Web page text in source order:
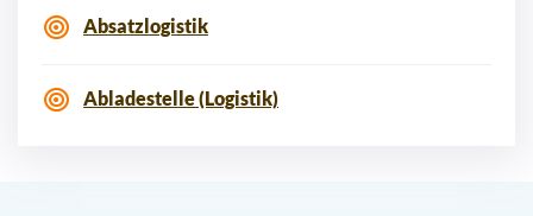
Absatzlogistik
Abladestelle (Logistik)